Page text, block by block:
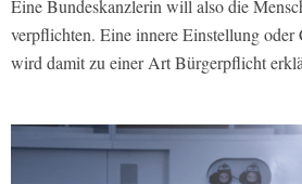
Eine Bundeskanzlerin will also die
verpflichten. Eine innere Einstellung oder
wird damit zu einer Art Bürgerpflicht